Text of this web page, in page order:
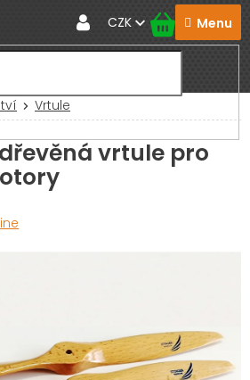
CZK
Vrtule
vrtule pro